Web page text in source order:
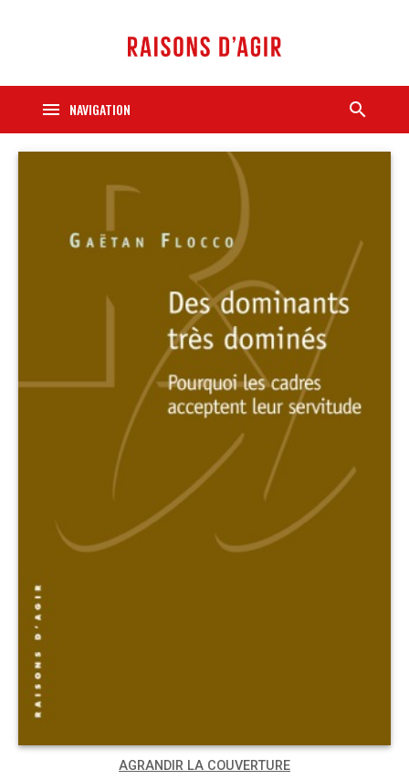
menu NAVIGATION search
AGRANDIR LA COUVERTURE